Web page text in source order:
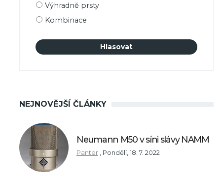
Výhradně prsty
Kombinace
NEJNOVĚJŠÍ ČLÁNKY
Neumann M50 v síni slávy NAMM
Panter , Pondělí, 18. 7. 2022